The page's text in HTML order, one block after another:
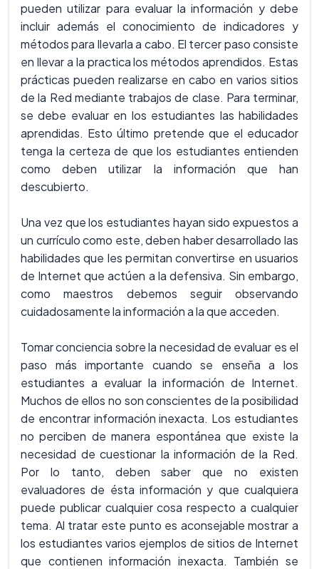
pueden utilizar para evaluar la información y debe
incluir además el conocimiento de indicadores y
métodos para llevarla a cabo. El tercer paso consiste
en llevar a la practica los métodos aprendidos. Estas
prácticas pueden realizarse en cabo en varios sitios
de la Red mediante trabajos de clase. Para terminar,
se debe evaluar en los estudiantes las habilidades
aprendidas. Esto último pretende que el educador
tenga la certeza de que los estudiantes entienden
como deben utilizar la información que han
descubierto.
Una vez que los estudiantes hayan sido expuestos a
un currículo como este, deben haber desarrollado las
habilidades que les permitan convertirse en usuarios
de Internet que actúen a la defensiva. Sin embargo,
como maestros debemos seguir observando
cuidadosamente la información a la que acceden.
Tomar conciencia sobre la necesidad de evaluar es el
paso más importante cuando se enseña a los
estudiantes a evaluar la información de Internet.
Muchos de ellos no son conscientes de la posibilidad
de encontrar información inexacta. Los estudiantes
no perciben de manera espontánea que existe la
necesidad de cuestionar la información de la Red.
Por lo tanto, deben saber que no existen
evaluadores de ésta información y que cualquiera
puede publicar cualquier cosa respecto a cualquier
tema. Al tratar este punto es aconsejable mostrar a
los estudiantes varios ejemplos de sitios de Internet
que contienen información inexacta. También se